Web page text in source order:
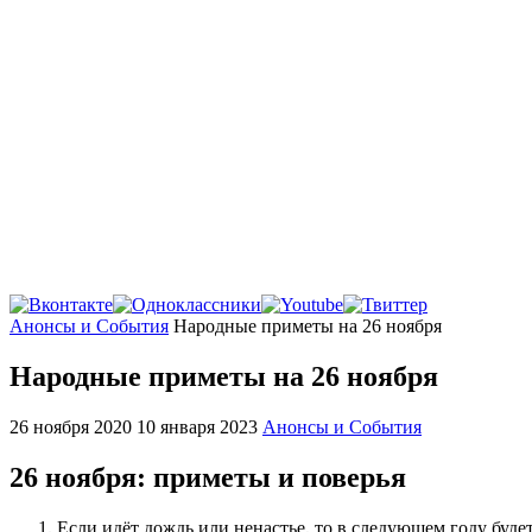
Главная
Анонсы и События Народные приметы на 26 ноября
Народные приметы на 26 ноября
26 ноября 2020 10 января 2023 Анонсы и События
26 ноября: приметы и поверья
Если идёт дождь или ненастье, то в следующем году